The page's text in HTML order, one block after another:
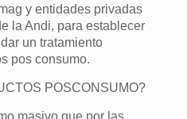
y entidades privadas
la Andi, para establecer
un tratamiento
pos consumo.
POSCONSUMO?
masivo que por las